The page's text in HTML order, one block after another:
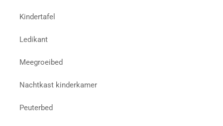
Kindertafel
Ledikant
Meegroeibed
Nachtkast kinderkamer
Peuterbed